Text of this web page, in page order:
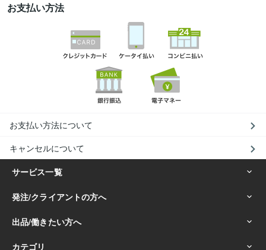
お支払い方法
お支払い方法について
キャンセルについて